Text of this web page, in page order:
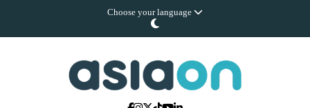
Choose your language